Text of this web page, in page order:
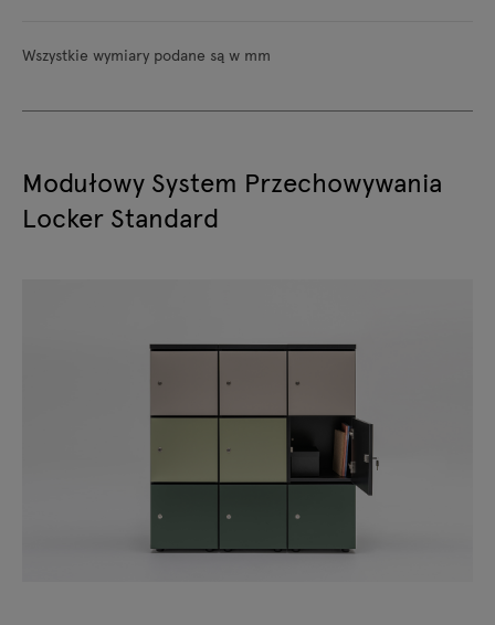
Wszystkie wymiary podane są w mm
Modułowy System Przechowywania
Locker Standard